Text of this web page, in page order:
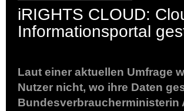
iRIGHTS CLOUD:
Informationsportal
Laut einer aktuellen Umfrage
Nutzer nicht, wo ihre Daten
Bundesverbraucherministerin